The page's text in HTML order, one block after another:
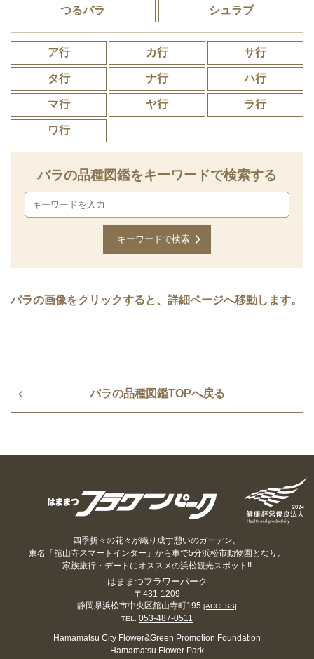
つるバラ シュラブ
ア行 カ行 サ行
タ行 ナ行 ハ行
マ行 ヤ行 ラ行
ワ行
バラの品種図鑑をキーワードで検索する
バラの画像をクリックすると、詳細ページへ移動します。
バラの品種図鑑TOPへ戻る
四季折々の花々が織り成す憩いのガーデン。
東名「舘山寺スマートインター」から車で5分浜松市動物園となり。
家族旅行・デートにオススメの浜松観光スポット!!
はままつフラワーパーク
〒431-1209
静岡県浜松市中央区舘山寺町195 [ACCESS]
TEL. 053-487-0511
Hamamatsu City Flower&Green Promotion Foundation
Hamamatsu Flower Park